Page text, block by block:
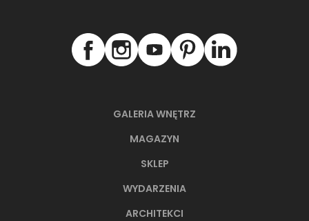
GALERIA WNĘTRZ
MAGAZYN
SKLEP
WYDARZENIA
ARCHITEKCI